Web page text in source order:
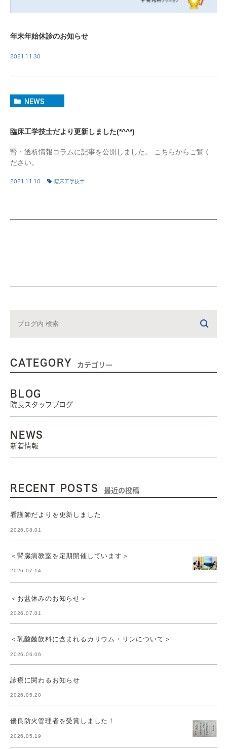
年末年始休診のお知らせ
2021.11.30
NEWS
臨床工学技士だより更新しました(*^^*)
腎・透析情報コラムに記事を公開しました。 こちらからご覧く
ださい。
2021.11.10 臨床工学技士
CATEGORY カテゴリー
BLOG
院長スタッフブログ
NEWS
新着情報
RECENT POSTS 最近の投稿
看護師だよりを更新しました
2026.08.01
＜腎臓病教室を定期開催しています＞
2026.07.14
＜お盆休みのお知らせ＞
2026.07.01
＜乳酸菌飲料に含まれるカリウム・リンについて＞
2026.06.06
診療に関わるお知らせ
2026.05.20
優良防火管理者を受賞しました！
2026.05.19